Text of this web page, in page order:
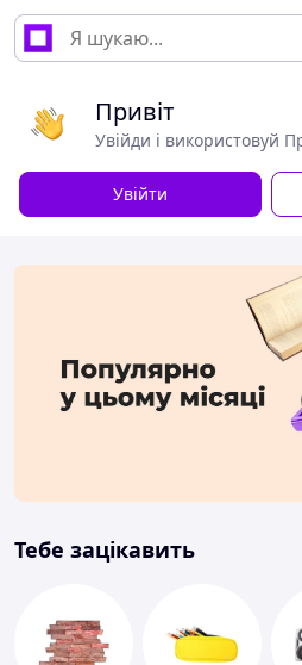
Привіт
Увійди і використовуй
Увійти
Тебе зацікавить